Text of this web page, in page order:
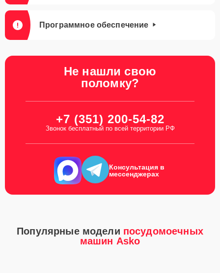
Программное обеспечение
Не нашли свою
поломку?
+7 (351) 200-54-82
Звонок бесплатный по всей территории РФ
Консультация в
мессенджерах
Популярные модели посудомоечных
машин Asko